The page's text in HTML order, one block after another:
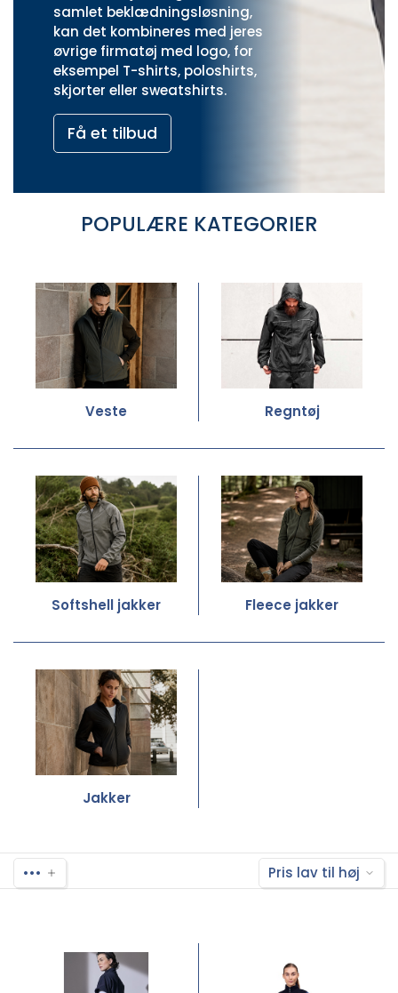
samlet beklædningsløsning,
kan det kombineres med jeres
øvrige firmatøj med logo, for
eksempel T-shirts, poloshirts,
skjorter eller sweatshirts.
Få et tilbud
POPULÆRE KATEGORIER
Veste Regntøj
Softshell jakker Fleece jakker
Jakker
••• Pris lav til høj